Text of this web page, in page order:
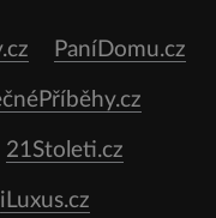
PaníDomu.cz
21Stoleti.cz
iLuxus.cz